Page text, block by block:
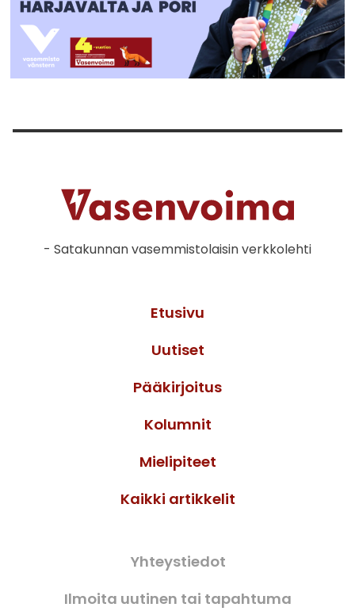
- Satakunnan vasemmistolaisin verkkolehti
Etusivu
Uutiset
Pääkirjoitus
Kolumnit
Mielipiteet
Kaikki artikkelit
Yhteystiedot
Ilmoita uutinen tai tapahtuma